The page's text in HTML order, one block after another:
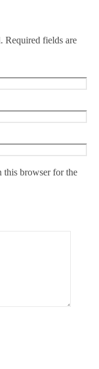
Required fields are
this browser for the